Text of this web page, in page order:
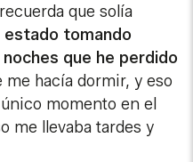
que solía
estado tomando
que he perdido
me hacía dormir, y eso
momento en el
me llevaba tardes y